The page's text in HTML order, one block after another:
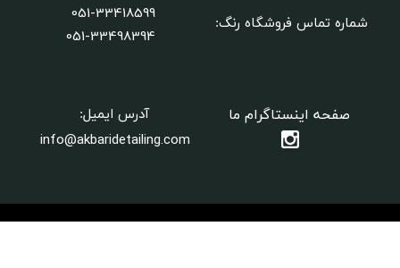
آدرس ایمیل:
info@akbaridetailing.com
صفحه اینستاگرام ما
شماره تماس فروشگاه رنگ:
051-33418599
​​​​​​​051-33498394